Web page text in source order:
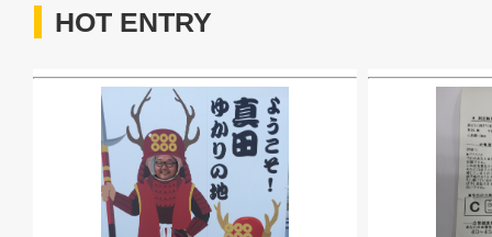
HOT ENTRY